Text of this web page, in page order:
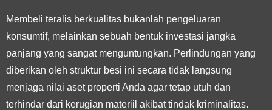
Membeli teralis berkualitas bukanlah pengeluaran
konsumtif, melainkan sebuah bentuk investasi jangka
panjang yang sangat menguntungkan. Perlindungan yang
diberikan oleh struktur besi ini secara tidak langsung
menjaga nilai aset properti Anda agar tetap utuh dan
terhindar dari kerugian materiil akibat tindak kriminalitas.